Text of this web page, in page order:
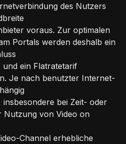
des Nutzers
voraus. Zur optimalen
Portals werden deshalb ein
und ein Flatratetarif
Je nach benutzter Internet-
bei Zeit- oder
Nutzung von Video on
Channel erhebliche